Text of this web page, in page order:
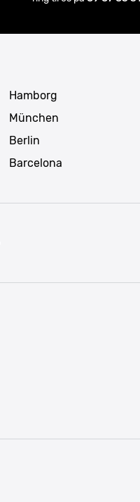
Hamborg
München
Berlin
Barcelona